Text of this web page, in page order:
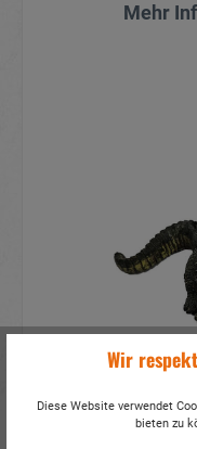
Mehr
Krokodil
Wir
Diese Website verwendet
bieten zu